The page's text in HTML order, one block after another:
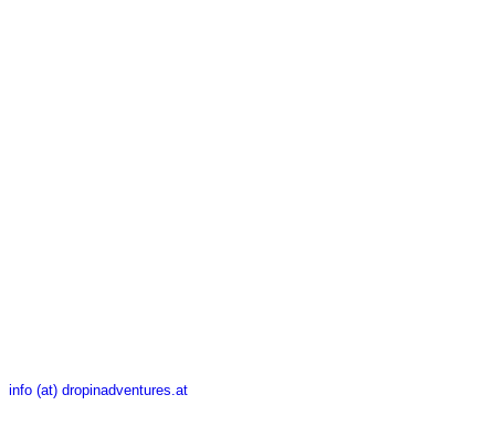
info (at) dropinadventures.at